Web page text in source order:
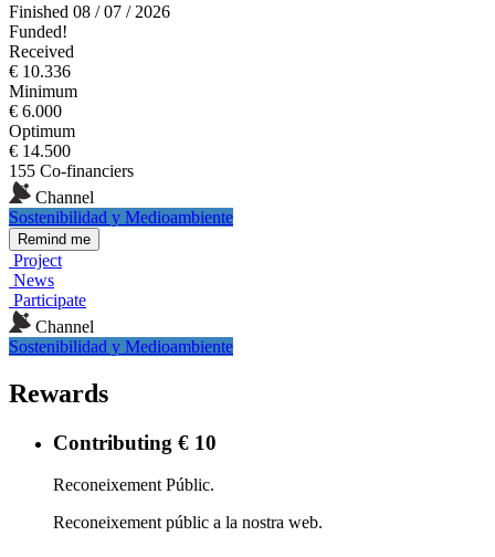
Finished 08 / 07 / 2026
Funded!
Received
€ 10.336
Minimum
€ 6.000
Optimum
€ 14.500
155 Co-financiers
Channel
Sostenibilidad y Medioambiente
Remind me
Project
News
Participate
Channel
Sostenibilidad y Medioambiente
Rewards
Contributing € 10
Reconeixement Públic.
Reconeixement públic a la nostra web.